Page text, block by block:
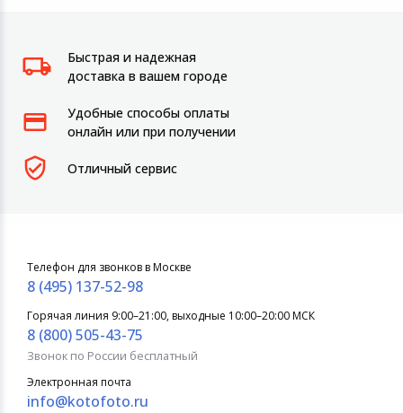
Быстрая и надежная
доставка в вашем городе
Удобные способы оплаты
онлайн или при получении
Отличный сервис
Телефон для звонков в Москве
8 (495) 137-52-98
Горячая линия 9:00–21:00, выходные 10:00–20:00 МСК
8 (800) 505-43-75
Звонок по России бесплатный
Электронная почта
info@kotofoto.ru